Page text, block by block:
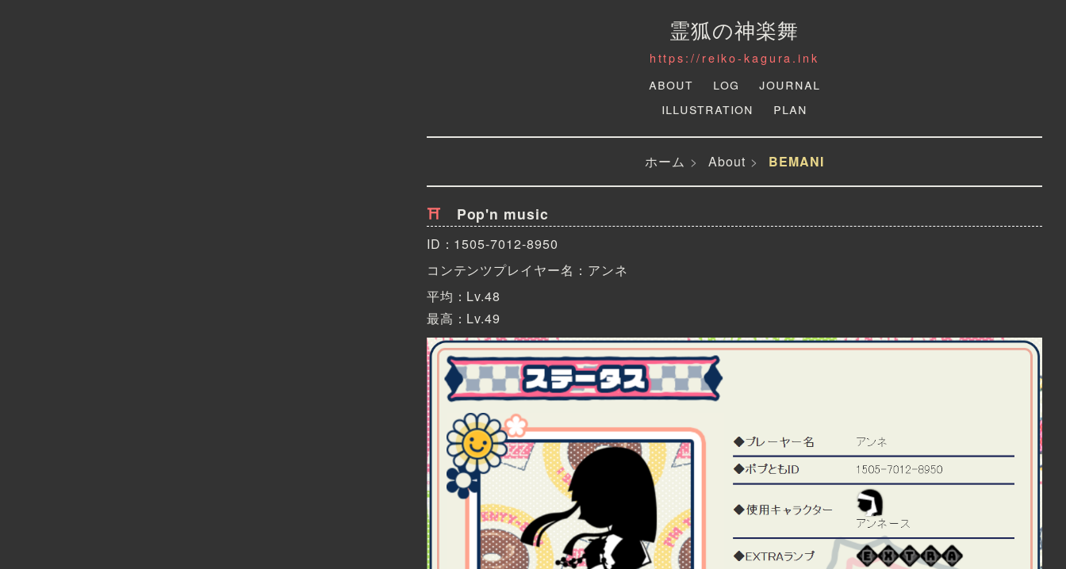
霊狐の神楽舞
https://reiko-kagura.ink
About Log
Journal
Illustration
Plan
ホーム About BEMANI
Pop'n music
ID：1505-7012-8950
コンテンツプレイヤー名： アンネ
平均：Lv.48
最高：Lv.49